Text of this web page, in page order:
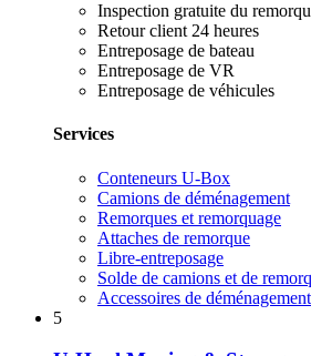
Inspection gratuite du
Retour client 24 heures
Entreposage de bateau
Entreposage de VR
Entreposage de véhicules
Services
Conteneurs U-Box
Camions de déménagement
Remorques et remorquage
Attaches de remorque
Libre-entreposage
Solde de camions et de
Accessoires de déménagement
5